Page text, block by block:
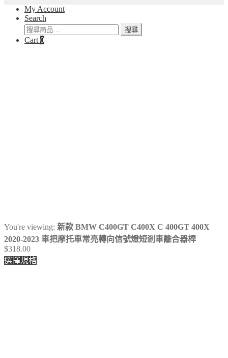
My Account
Search
搜
尋
搜尋
Cart 0
You're viewing: 新款 BMW C400GT C400X C 400GT 400X
2020-2023 車把摩托車常亮轉向信號燈短剎車離合器桿
$318.00
選擇規格